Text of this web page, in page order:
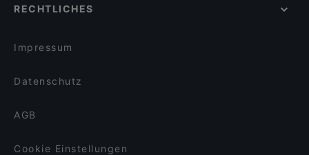
RECHTLICHES
Impressum
Datenschutz
AGB
Cookie Einstellungen